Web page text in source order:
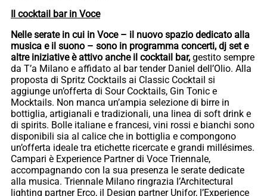
Il cocktail bar in Voce
Nelle serate in cui in Voce – il nuovo spazio dedicato alla
musica e il suono – sono in programma concerti, dj set e
altre iniziative è attivo anche il cocktail bar, gestito sempre
da T’a Milano e affidato al bar tender Daniel dell’Olio. Alla
proposta di Spritz Cocktails ai Classic Cocktail si
aggiunge un’offerta di Sour Cocktails, Gin Tonic e
Mocktails. Non manca un’ampia selezione di birre in
bottiglia, artigianali e tradizionali, una linea di soft drink e
di spirits. Bolle italiane e francesi, vini rossi e bianchi sono
disponibili sia al calice che in bottiglia e compongono
un’offerta ideale tra etichette ricercate e grandi millésimes.
Campari è Experience Partner di Voce Triennale,
accompagnando con la sua presenza le serate dedicate
alla musica. Triennale Milano ringrazia l’Architectural
lighting partner Erco, il Design partner Unifor, l’Experience